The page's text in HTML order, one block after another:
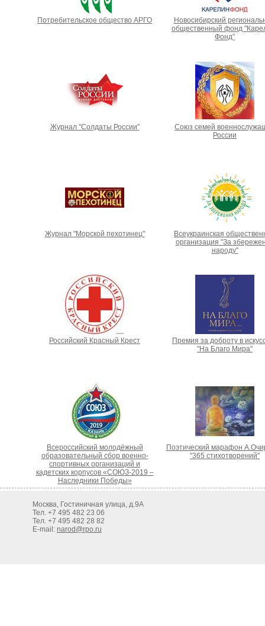
Потребительское общество АРГО
Новосибирский
общественный фонд
Фонд"
Журнал "Солдаты России"
Союз семей
России
Журнал "Морской пехотинец"
Всеукраинская
организация "За
народу"
Российский Красный Крест
Премия за доброту в
"На Благо Мира"
Всероссийский молодёжный
образовательный сбор военно-
спортивных организаций и
кадетских корпусов «СОЮЗ-2019 –
Наследники Победы»
Поэтический марафон
"365 стихотворений"
Москва, Гостиничная улица, д.9А
Тел. +7 495 482 23 06
Тел. +7 495 482 28 82
E-mail: narod@rpo.ru